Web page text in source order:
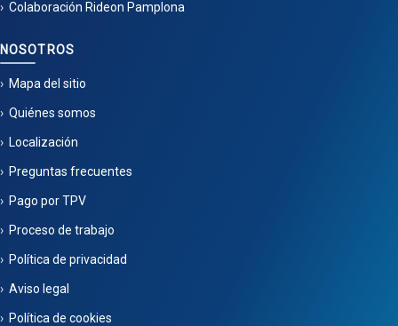
Colaboración Rideon Pamplona
NOSOTROS
Mapa del sitio
Quiénes somos
Localización
Preguntas frecuentes
Pago por TPV
Proceso de trabajo
Política de privacidad
Aviso legal
Política de cookies